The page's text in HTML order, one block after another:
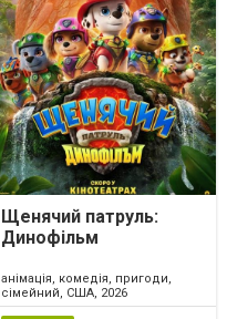
Щенячий патруль:
Динофільм
анімація, комедія, пригоди,
сімейний, США, 2026